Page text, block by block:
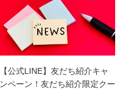
【公式LINE】友だち紹介キャ
ンペーン！友だち紹介限定クー